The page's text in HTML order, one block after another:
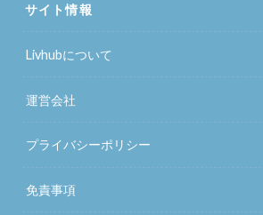
サイト情報
Livhubについて
運営会社
プライバシーポリシー
免責事項